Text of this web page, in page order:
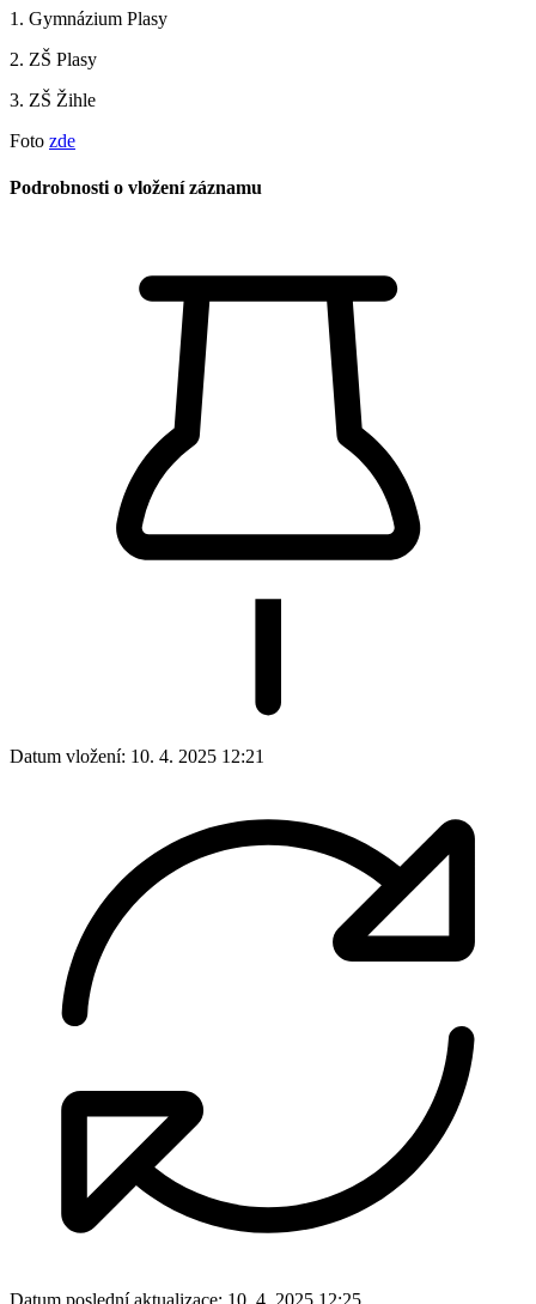
1. Gymnázium Plasy
2. ZŠ Plasy
3. ZŠ Žihle
Foto zde
Podrobnosti o vložení záznamu
Datum vložení: 10. 4. 2025 12:21